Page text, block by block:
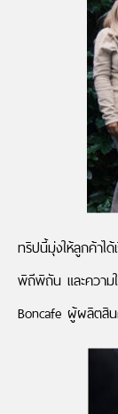
ทริปนี้มุ่งให้ลูกค้าไ
พิถีพิถัน และความ
Boncafe ผู้ผลิตสิ